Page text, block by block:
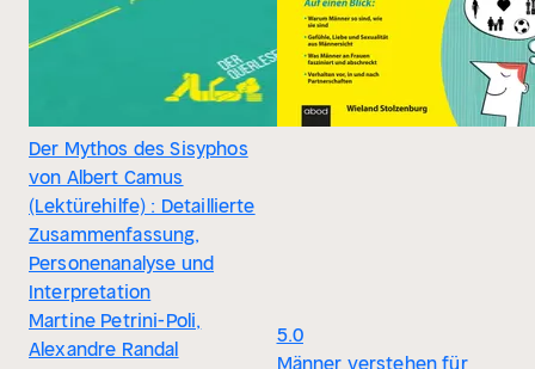
Der Mythos des Sisyphos
von Albert Camus
(Lektürehilfe) : Detaillierte
Zusammenfassung,
Personenanalyse und
Interpretation
Martine Petrini-Poli,
Alexandre Randal
5.0
Männer verstehen für